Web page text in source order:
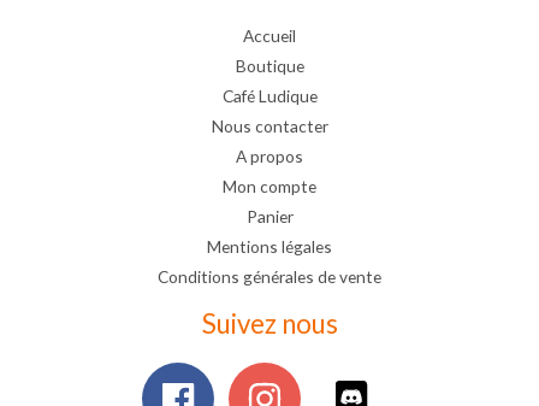
Accueil
Boutique
Café Ludique
Nous contacter
A propos
Mon compte
Panier
Mentions légales
Conditions générales de vente
Suivez nous